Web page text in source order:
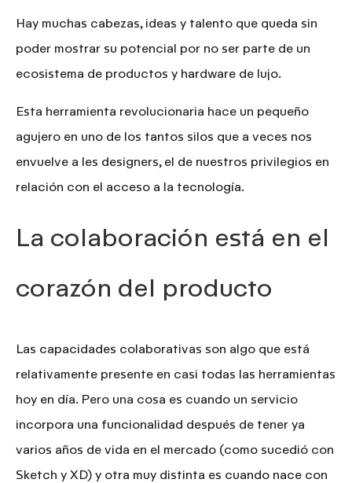
Hay muchas cabezas, ideas y talento que queda sin
poder mostrar su potencial por no ser parte de un
ecosistema de productos y hardware de lujo.
Esta herramienta revolucionaria hace un pequeño
agujero en uno de los tantos silos que a veces nos
envuelve a les designers, el de nuestros privilegios en
relación con el acceso a la tecnología.
La colaboración está en el
corazón del producto
Las capacidades colaborativas son algo que está
relativamente presente en casi todas las herramientas
hoy en día. Pero una cosa es cuando un servicio
incorpora una funcionalidad después de tener ya
varios años de vida en el mercado (como sucedió con
Sketch y XD) y otra muy distinta es cuando nace con